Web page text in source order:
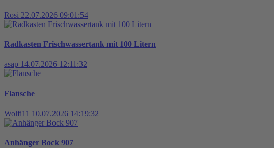
Rosi 22.07.2026 09:01:54
Radkasten Frischwassertank mit 100 Litern
asap 14.07.2026 12:11:32
Flansche
Wolfi11 10.07.2026 14:19:32
Anhänger Bock 907